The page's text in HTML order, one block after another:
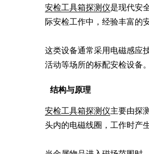
安检工具箱探测仪是现代安
际安检工作中，经验丰富的
这类设备通常采用电磁感应
活动等场所的标配安检设备
结构与原理
安检工具箱探测仪主要由探
头内的电磁线圈，工作时产